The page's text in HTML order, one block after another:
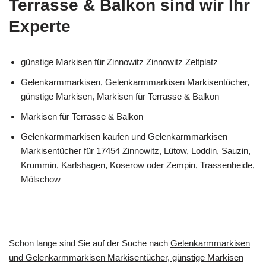
Terrasse & Balkon sind wir Ihr
Experte
günstige Markisen für Zinnowitz Zinnowitz Zeltplatz
Gelenkarmmarkisen, Gelenkarmmarkisen Markisentücher,
günstige Markisen, Markisen für Terrasse & Balkon
Markisen für Terrasse & Balkon
Gelenkarmmarkisen kaufen und Gelenkarmmarkisen
Markisentücher für 17454 Zinnowitz, Lütow, Loddin, Sauzin,
Krummin, Karlshagen, Koserow oder Zempin, Trassenheide,
Mölschow
Schon lange sind Sie auf der Suche nach Gelenkarmmarkisen
und Gelenkarmmarkisen Markisentücher, günstige Markisen